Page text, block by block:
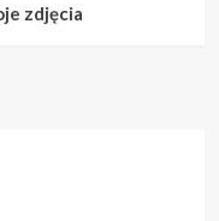
zdjęcia